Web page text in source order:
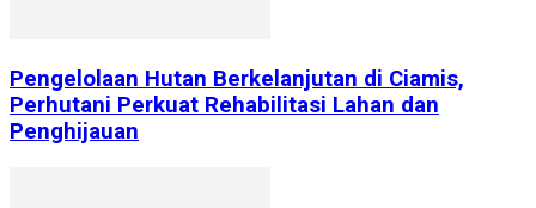
Pengelolaan Hutan Berkelanjutan di Ciamis,
Perhutani Perkuat Rehabilitasi Lahan dan
Penghijauan